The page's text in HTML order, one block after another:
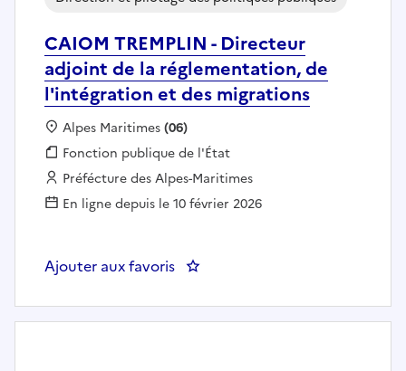
CAIOM TREMPLIN - Directeur
adjoint de la réglementation, de
l'intégration et des migrations
Localisation :
Alpes Maritimes(06)
Fonction publique :
Fonction publique de l'État
Employeur :
Préfécture des Alpes-Maritimes
En ligne depuis le 10 février 2026
Ajouter aux favoris : CAIOM TREMPLIN -